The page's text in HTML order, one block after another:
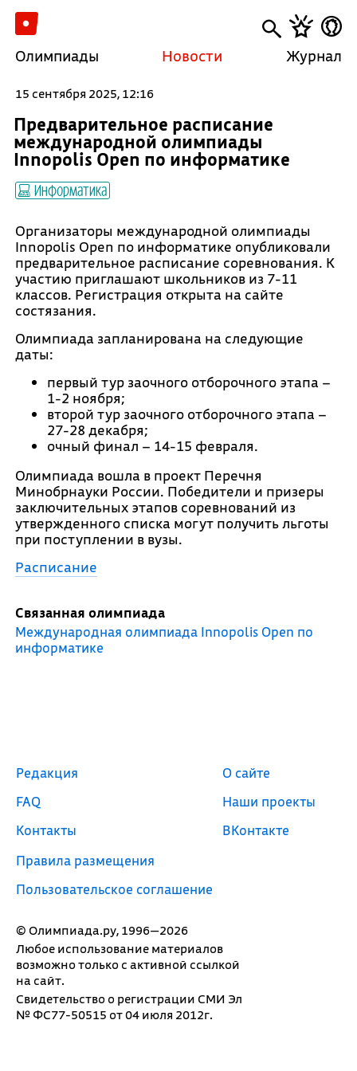
Олимпиады Новости Журнал
15 сентября 2025, 12:16
Предварительное расписание
международной олимпиады
Innopolis Open по информатике
Информатика
Организаторы международной олимпиады
Innopolis Open по информатике опубликовали
предварительное расписание соревнования. К
участию приглашают школьников из 7-11
классов. Регистрация открыта на сайте
состязания.
Олимпиада запланирована на следующие
даты:
первый тур заочного отборочного этапа –
1-2 ноября;
второй тур заочного отборочного этапа –
27-28 декабря;
очный финал – 14-15 февраля.
Олимпиада вошла в проект Перечня
Минобрнауки России. Победители и призеры
заключительных этапов соревнований из
утвержденного списка могут получить льготы
при поступлении в вузы.
Расписание
Связанная олимпиада
Международная олимпиада Innopolis Open по
информатике
© Олимпиада.ру, 1996—2026
Любое использование материалов
возможно только с активной ссылкой
на сайт.
Свидетельство о регистрации СМИ Эл
№ ФС77-50515 от 04 июля 2012г.
Редакция
FAQ
Контакты
Правила размещения
Пользовательское соглашение
О сайте
Наши проекты
ВКонтакте